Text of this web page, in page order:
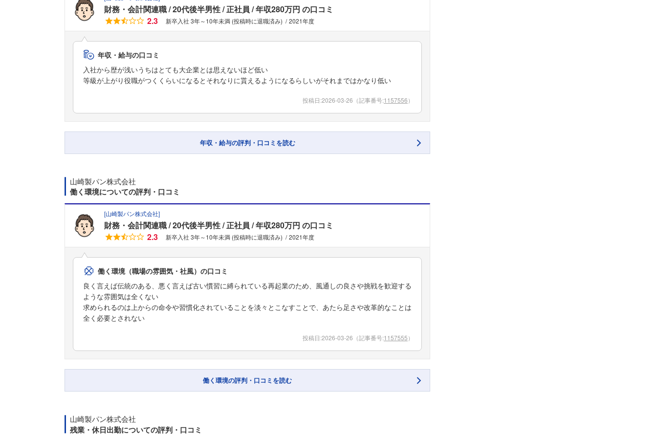
財務・会計関連職 20代後半男性 正社員 年収280万円 の口コミ
2.3
新卒入社 3年～10年未満 (投稿時に退職済み) 2021年度
年収・給与の口コミ
入社から歴が浅いうちはとても大企業とは思えないほど低い
等級が上がり役職がつくくらいになるとそれなりに貰えるようになるらしいがそれまではかなり低い
投稿日:2026-03-26 （記事番号:1157556）
年収・給与の評判・口コミを読む
山崎製パン株式会社
働く環境についての評判・口コミ
[山崎製パン株式会社]
財務・会計関連職 20代後半男性 正社員 年収280万円 の口コミ
2.3
新卒入社 3年～10年未満 (投稿時に退職済み) 2021年度
働く環境（職場の雰囲気・社風）の口コミ
良く言えば伝統のある、悪く言えば古い慣習に縛られている再起業のため、風通しの良さや挑戦を歓迎する
ような雰囲気は全くない
求められるのは上からの命令や習慣化されていることを淡々とこなすことで、あたら足さや改革的なことは
全く必要とされない
投稿日:2026-03-26 （記事番号:1157555）
働く環境の評判・口コミを読む
山崎製パン株式会社
残業・休日出勤についての評判・口コミ